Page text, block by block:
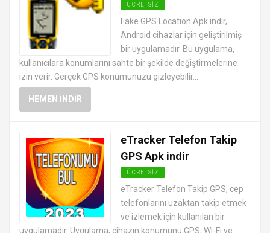
ÜCRETSIZ
ANDROID HARITA VE NAVIGASYON
UYGULAMALARI APK
Fake GPS Location Apk indir,
Android cihazlar için geliştirilmiş
bir uygulamadır. Bu uygulama,
kullanıcılara konumlarını sahte bir şekilde değiştirmelerine
izin verir. Gerçek GPS konumunuzu gizleyebilir...
HEMEN İNDIR
eTracker Telefon Takip
GPS Apk indir
ÜCRETSIZ
ANDROID HARITA VE NAVIGASYON
UYGULAMALARI APK
eTracker Telefon Takip GPS, cep
telefonlarını uzaktan takip etmek
ve izlemek için kullanılan bir
uygulamadır. Uygulama, cihazın konumunu GPS, Wi-Fi ve